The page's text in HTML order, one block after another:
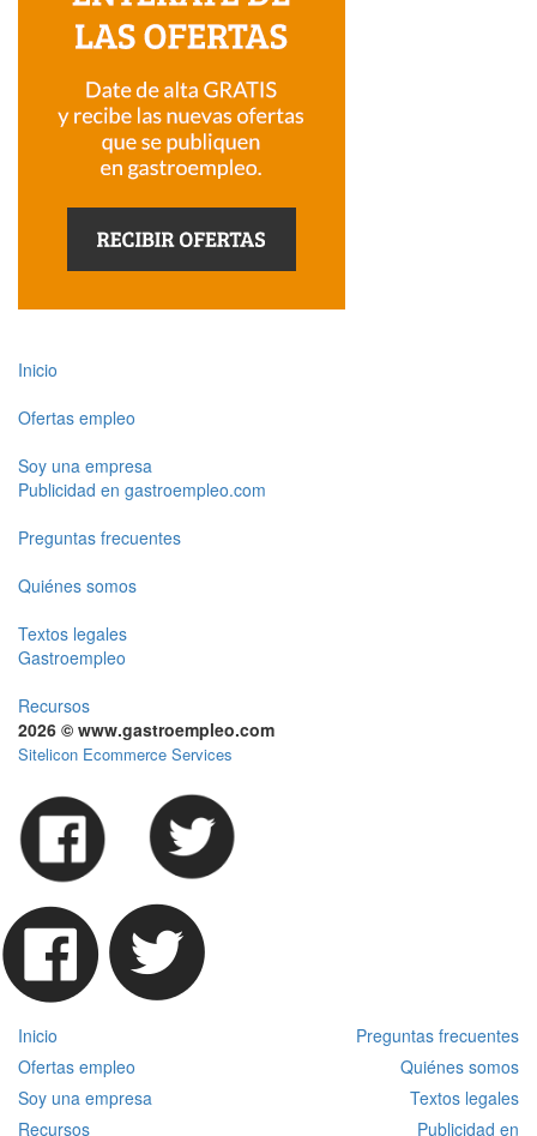
Inicio
Ofertas empleo
Soy una empresa
Publicidad en gastroempleo.com
Preguntas frecuentes
Quiénes somos
Textos legales
Gastroempleo
Recursos
2026 © www.gastroempleo.com
Sitelicon Ecommerce Services
Inicio
Preguntas frecuentes
Ofertas empleo
Quiénes somos
Soy una empresa
Textos legales
Recursos
Publicidad en